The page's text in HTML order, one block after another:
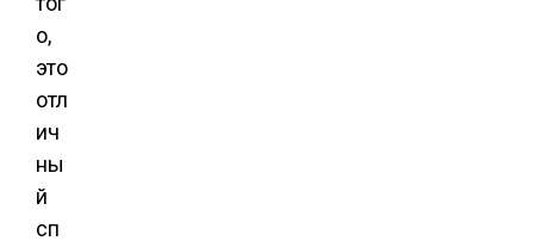
о,
это
отл
ич
ны
й
сп